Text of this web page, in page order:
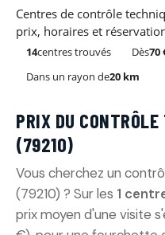
Centres de contrôle
prix, horaires et
14centres trouvés Dès70
Dans un rayon de20 km
PRIX DU
(79210)
Vous cherchez un
(79210) ? Sur les 1
prix moyen d'une visite